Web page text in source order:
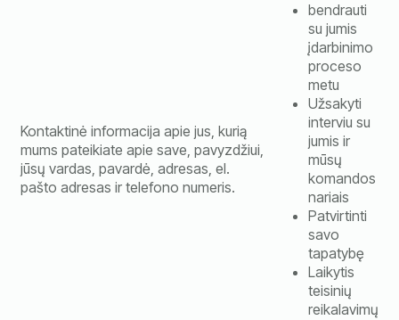
Kontaktinė informacija apie jus, kurią
mums pateikiate apie save, pavyzdžiui,
jūsų vardas, pavardė, adresas, el.
pašto adresas ir telefono numeris.
bendrauti
su jumis
įdarbinimo
proceso
metu
Užsakyti
interviu su
jumis ir
mūsų
komandos
nariais
Patvirtinti
savo
tapatybę
Laikytis
teisinių
reikalavimų